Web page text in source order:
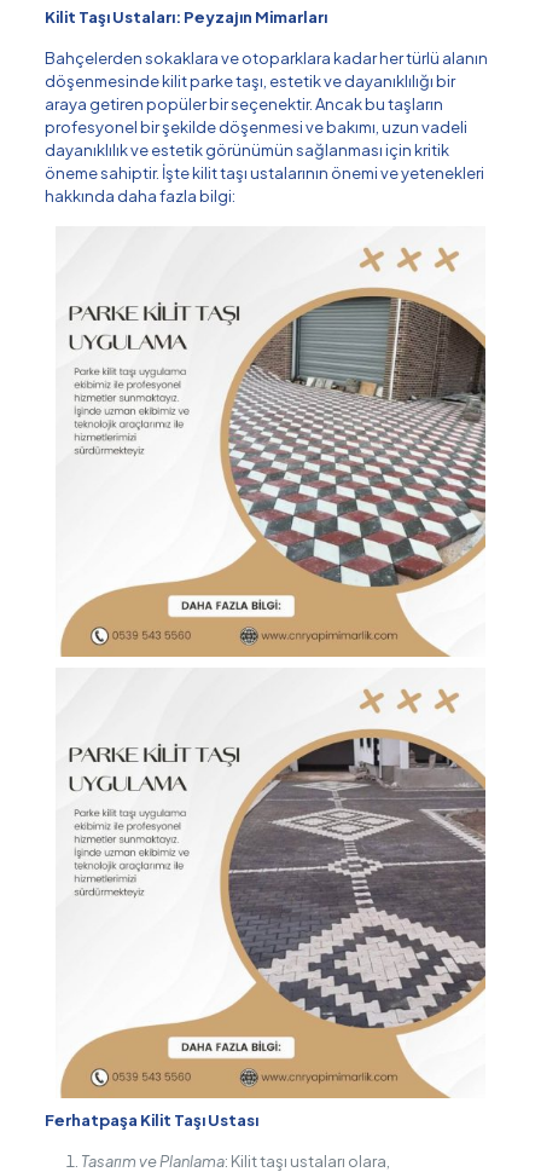
Kilit Taşı Ustaları: Peyzajın Mimarları
Bahçelerden sokaklara ve otoparklara kadar her türlü alanın
döşenmesinde kilit parke taşı, estetik ve dayanıklılığı bir
araya getiren popüler bir seçenektir. Ancak bu taşların
profesyonel bir şekilde döşenmesi ve bakımı, uzun vadeli
dayanıklılık ve estetik görünümün sağlanması için kritik
öneme sahiptir. İşte kilit taşı ustalarının önemi ve yetenekleri
hakkında daha fazla bilgi:
Ferhatpaşa Kilit Taşı Ustası
Tasarım ve Planlama: Kilit taşı ustaları olara,